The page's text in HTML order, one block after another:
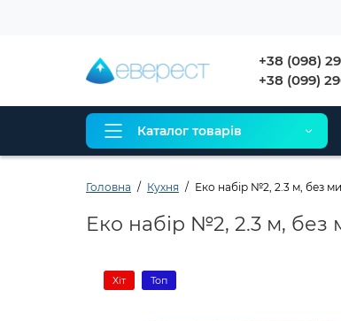
+38 (098)
+38 (099)
Каталог товарів
Головна Кухня Еко набір №2, 2.3 м, без
Еко набір №2, 2.3 м,
Хіт Топ